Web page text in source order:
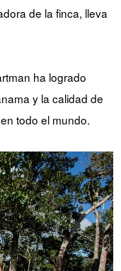
de la finca, lleva
ha logrado
y la calidad de
todo el mundo.